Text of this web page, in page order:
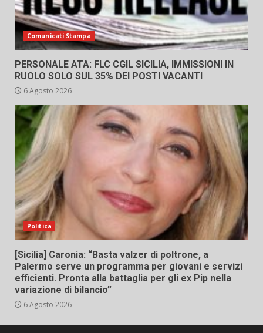
Comunicati Stampa
PERSONALE ATA: FLC CGIL SICILIA, IMMISSIONI IN
RUOLO SOLO SUL 35% DEI POSTI VACANTI
6 Agosto 2026
Politica
[Sicilia] Caronia: “Basta valzer di poltrone, a
Palermo serve un programma per giovani e servizi
efficienti. Pronta alla battaglia per gli ex Pip nella
variazione di bilancio”
6 Agosto 2026